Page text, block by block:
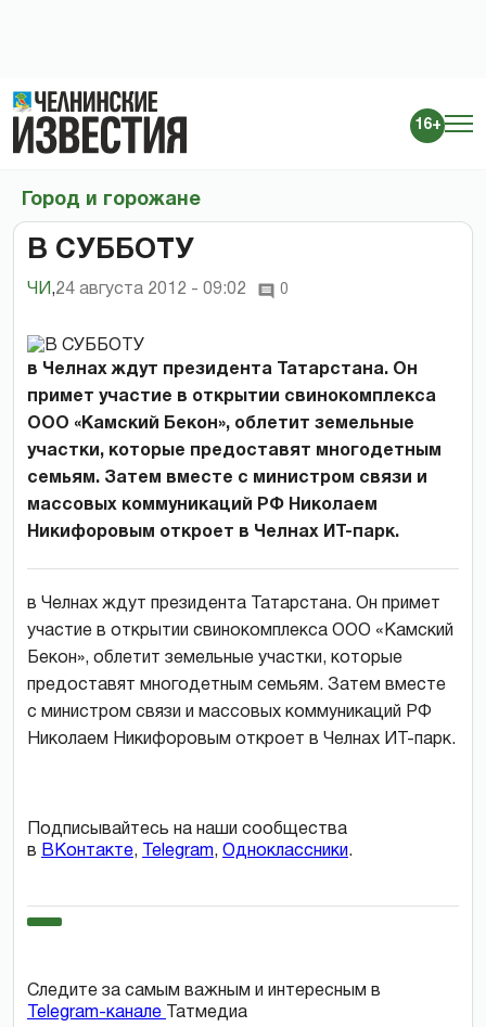
16+
Город и горожане
В СУББОТУ
ЧИ ,24 августа 2012 - 09:02 0
в Челнах ждут президента Татарстана. Он
примет участие в открытии свинокомплекса
ООО «Камский Бекон», облетит земельные
участки, которые предоставят многодетным
семьям. Затем вместе с министром связи и
массовых коммуникаций РФ Николаем
Никифоровым откроет в Челнах ИТ-парк.
в Челнах ждут президента Татарстана. Он примет
участие в открытии свинокомплекса ООО «Камский
Бекон», облетит земельные участки, которые
предоставят многодетным семьям. Затем вместе
с министром связи и массовых коммуникаций РФ
Николаем Никифоровым откроет в Челнах ИТ-парк.
Подписывайтесь на наши сообщества
в ВКонтакте, Telegram, Одноклассники.
Следите за самым важным и интересным в
Telegram-канале
Татмедиа